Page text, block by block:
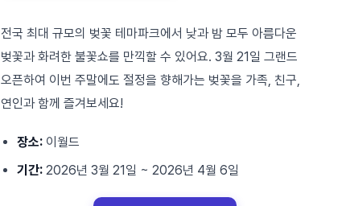
전국 최대 규모의 벚꽃 테마파크에서 낮과 밤 모두 아름다운
벚꽃과 화려한 불꽃쇼를 만끽할 수 있어요. 3월 21일 그랜드
오픈하여 이번 주말에도 절정을 향해가는 벚꽃을 가족, 친구,
연인과 함께 즐겨보세요!
장소: 이월드
기간: 2026년 3월 21일 ~ 2026년 4월 6일